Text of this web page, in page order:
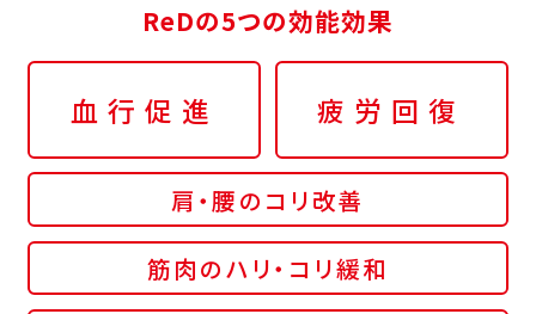
ReDの5つの効能効果
血行促進 疲労回復
肩・腰のコリ改善
筋肉のハリ・コリ緩和